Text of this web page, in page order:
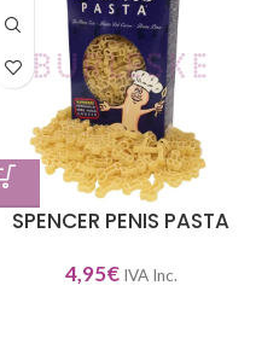
SPENCER PENIS PASTA
4,95€ IVA Inc.